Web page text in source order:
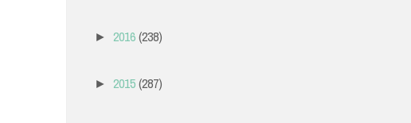
► 2016 (238)
► 2015 (287)